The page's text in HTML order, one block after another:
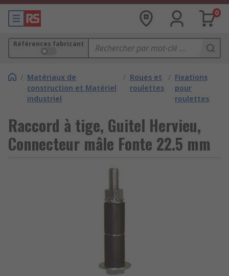
0
Références fabricant
/ Matériaux de
construction et Matériel
industriel
/ Roues et
roulettes
/ Fixations
pour
roulettes
Raccord à tige, Guitel Hervieu,
Connecteur mâle Fonte 22.5 mm